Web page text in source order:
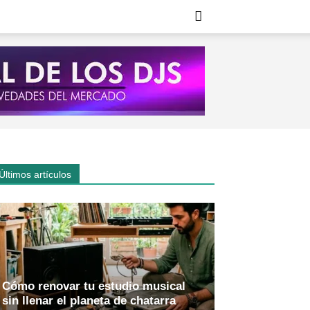
artículos
Cómo renovar tu estudio musical
sin llenar el planeta de chatarra